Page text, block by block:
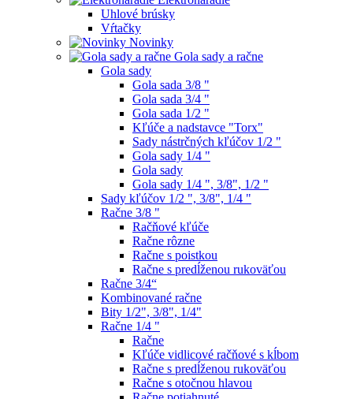
Uhlové brúsky
Vŕtačky
Novinky
Gola sady a račne
Gola sady
Gola sada 3/8 "
Gola sada 3/4 "
Gola sada 1/2 "
Kľúče a nadstavce "Torx"
Sady nástrčných kľúčov 1/2 "
Gola sady 1/4 "
Gola sady
Gola sady 1/4 ", 3/8", 1/2 "
Sady kľúčov 1/2 ", 3/8", 1/4 "
Račne 3/8 "
Račňové kľúče
Račne rôzne
Račne s poistkou
Račne s predĺženou rukoväťou
Račne 3/4“
Kombinované račne
Bity 1/2", 3/8", 1/4"
Račne 1/4 "
Račne
Kľúče vidlicové račňové s kĺbom
Račne s predĺženou rukoväťou
Račne s otočnou hlavou